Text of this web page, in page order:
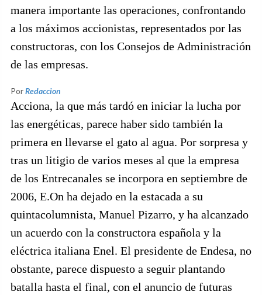
manera importante las operaciones, confrontando
a los máximos accionistas, representados por las
constructoras, con los Consejos de Administración
de las empresas.
PorRedaccion
Acciona, la que más tardó en iniciar la lucha por
las energéticas, parece haber sido también la
primera en llevarse el gato al agua. Por sorpresa y
tras un litigio de varios meses al que la empresa
de los Entrecanales se incorpora en septiembre de
2006, E.On ha dejado en la estacada a su
quintacolumnista, Manuel Pizarro, y ha alcanzado
un acuerdo con la constructora española y la
eléctrica italiana Enel. El presidente de Endesa, no
obstante, parece dispuesto a seguir plantando
batalla hasta el final, con el anuncio de futuras